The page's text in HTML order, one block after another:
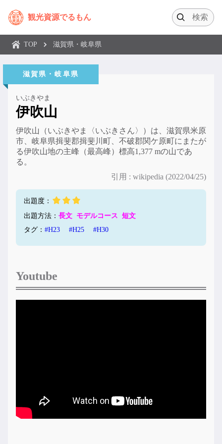
観光資源でるもん
TOP 滋賀県 ・ 岐阜県
滋賀県 ・岐阜県
いぶきやま
伊吹山
伊吹山（いぶきやま〈いぶきさん〉）は、滋賀県米原
市、岐阜県揖斐郡揖斐川町、不破郡関ケ原町にまたが
る伊吹山地の主峰（最高峰）標高1,377 mの山であ
る。
引用 : wikipedia (2022/04/25)
出題度：
出題方法： 長文 モデルコース 短文
タグ： #H23 #H25 #H30
Youtube